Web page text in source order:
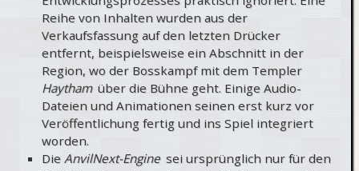
Reihe von Inhalten wurden aus der
Verkaufsfassung auf den letzten Drücker
entfernt, beispielsweise ein Abschnitt in der
Region, wo der Bosskampf mit dem Templer
Haytham über die Bühne geht. Einige Audio-
Dateien und Animationen seinen erst kurz vor
Veröffentlichung fertig und ins Spiel integriert
worden.
Die AnvilNext-Engine sei ursprünglich nur für den